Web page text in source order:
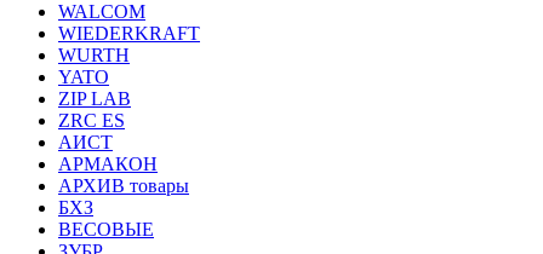
WALCOM
WIEDERKRAFT
WURTH
YATO
ZIP LAB
ZRC ES
АИСТ
АРМАКОН
АРХИВ товары
БХЗ
ВЕСОВЫЕ